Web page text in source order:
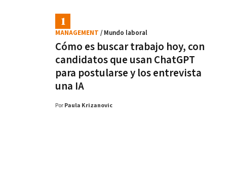
Cómo es buscar trabajo hoy, con
candidatos que usan ChatGPT
para postularse y los entrevista
una IA
MANAGEMENT / Mundo laboral
Por Paula Krizanovic